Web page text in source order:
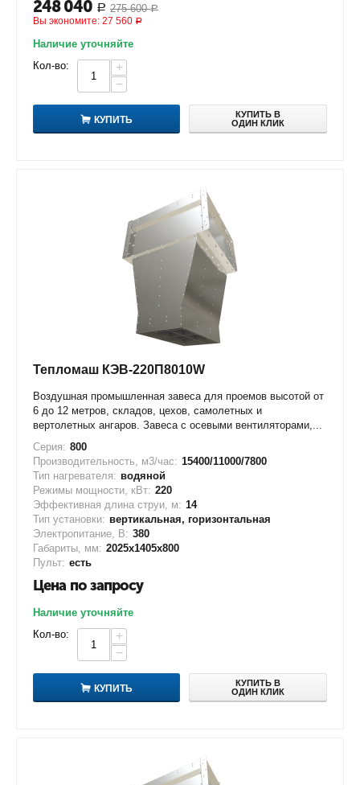
248 040 Р 275 600 Р
Вы экономите: 27 560 Р
Наличие уточняйте
Кол-во:
+
−
КУПИТЬ
КУПИТЬ В
ОДИН КЛИК
Тепломаш КЭВ-220П8010W
Воздушная промышленная завеса для проемов высотой от
6 до 12 метров, складов, цехов, самолетных и
вертолетных ангаров. Завеса с осевыми вентиляторами,...
Серия: 800
Производительность, м3/час: 15400/11000/7800
Тип нагревателя: водяной
Режимы мощности, кВт: 220
Эффективная длина струи, м: 14
Тип установки: вертикальная, горизонтальная
Электропитание, В: 380
Габариты, мм: 2025х1405х800
Пульт: есть
Цена по запросу
Наличие уточняйте
Кол-во:
+
−
КУПИТЬ
КУПИТЬ В
ОДИН КЛИК